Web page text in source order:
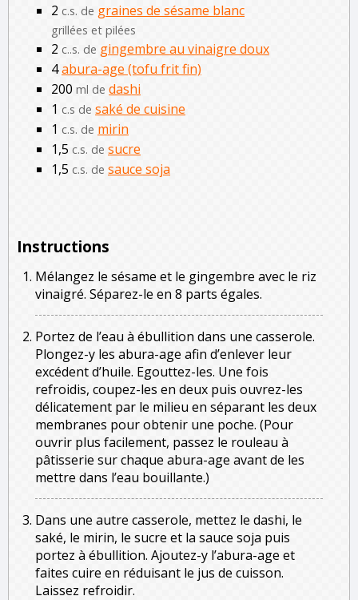
2 c.s. de graines de sésame blanc
grillées et pilées
2 c..s. de gingembre au vinaigre doux
4abura-age (tofu frit fin)
200 ml de dashi
1 c.s de saké de cuisine
1 c.s. de mirin
1,5 c.s. de sucre
1,5 c.s. de sauce soja
Instructions
Mélangez le sésame et le gingembre avec le riz
vinaigré. Séparez-le en 8 parts égales.
Portez de l’eau à ébullition dans une casserole.
Plongez-y les abura-age afin d’enlever leur
excédent d’huile. Egouttez-les. Une fois
refroidis, coupez-les en deux puis ouvrez-les
délicatement par le milieu en séparant les deux
membranes pour obtenir une poche. (Pour
ouvrir plus facilement, passez le rouleau à
pâtisserie sur chaque abura-age avant de les
mettre dans l’eau bouillante.)
Dans une autre casserole, mettez le dashi, le
saké, le mirin, le sucre et la sauce soja puis
portez à ébullition. Ajoutez-y l’abura-age et
faites cuire en réduisant le jus de cuisson.
Laissez refroidir.